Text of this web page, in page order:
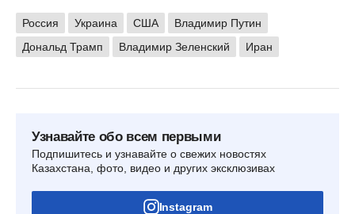
Россия Украина США
Владимир Путин
Дональд Трамп
Владимир Зеленский Иран
Узнавайте обо всем первыми
Подпишитесь и узнавайте о свежих новостях
Казахстана, фото, видео и других эксклюзивах
Instagram